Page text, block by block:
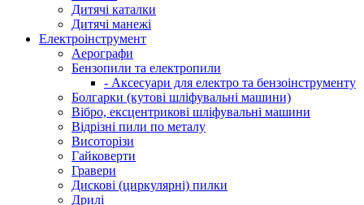
Дитячі каталки
Дитячі манежі
Електроінструмент
Аерографи
Бензопили та електропили
- Аксесуари для електро та бензоінструменту
Болгарки (кутові шліфувальні машини)
Вібро, ексцентрикові шліфувальні машини
Відрізні пили по металу
Висоторізи
Гайковерти
Гравери
Дискові (циркулярні) пилки
Дрилі